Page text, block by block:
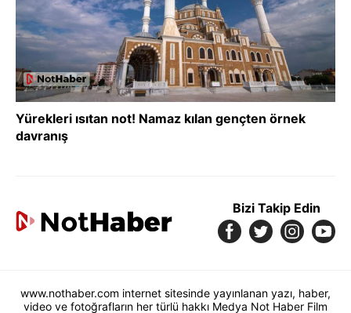
Yürekleri ısıtan not! Namaz kılan gençten örnek
davranış
Bizi Takip Edin
www.nothaber.com internet sitesinde yayınlanan yazı, haber,
video ve fotoğrafların her türlü hakkı Medya Not Haber Film